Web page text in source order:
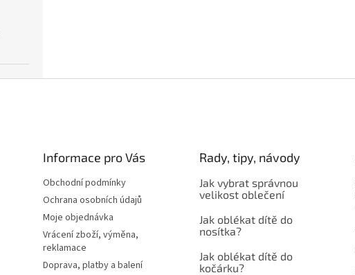
Informace pro Vás
Obchodní podmínky
Ochrana osobních údajů
Moje objednávka
Vrácení zboží, výměna,
reklamace
Doprava, platby a balení
Rady, tipy, návody
Jak vybrat správnou
velikost oblečení
Jak oblékat dítě do
nosítka?
Jak oblékat dítě do
kočárku?